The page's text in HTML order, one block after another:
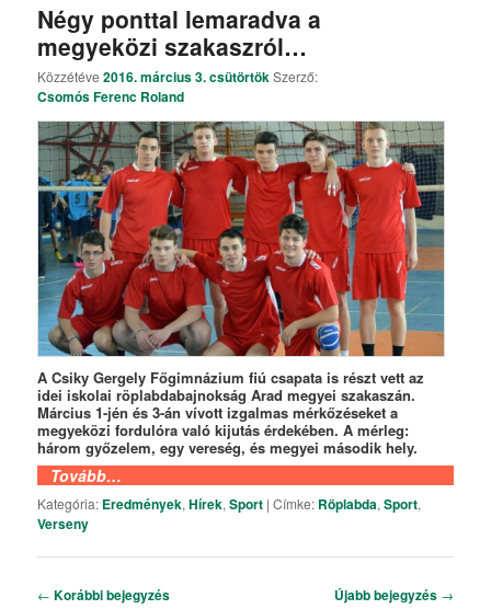
Négy ponttal lemaradva a
megyeközi szakaszról…
Közzétéve2016. március 3. csütörtökSzerző:
Csomós Ferenc Roland
A Csiky Gergely Főgimnázium fiú csapata is részt vett az
idei iskolai röplabdabajnokság Arad megyei szakaszán.
Március 1-jén és 3-án vívott izgalmas mérkőzéseket a
megyeközi fordulóra való kijutás érdekében. A mérleg:
három győzelem, egy vereség, és megyei második hely.
Tovább…
Kategória: Eredmények,Hírek,Sport |Címke: Röplabda,Sport,
Verseny
Bejegyzés navigáció
← Korábbi bejegyzés Újabb bejegyzés →